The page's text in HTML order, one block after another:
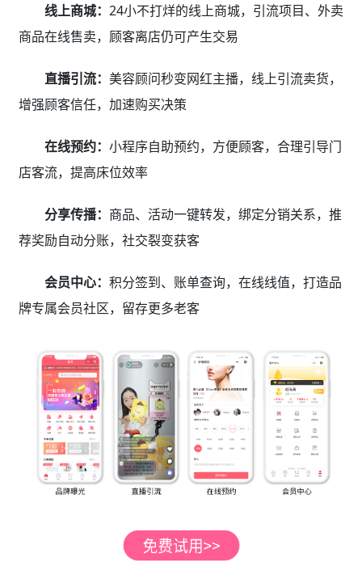
线上商城： 24小不打烊的线上商城，引流项目、外卖
商品在线售卖，顾客离店仍可产生交易
直播引流： 美容顾问秒变网红主播，线上引流卖货，
增强顾客信任，加速购买决策
在线预约： 小程序自助预约，方便顾客，合理引导门
店客流，提高床位效率
分享传播： 商品、活动一键转发，绑定分销关系，推
荐奖励自动分账，社交裂变获客
会员中心： 积分签到、账单查询，在线线值，打造品
牌专属会员社区，留存更多老客